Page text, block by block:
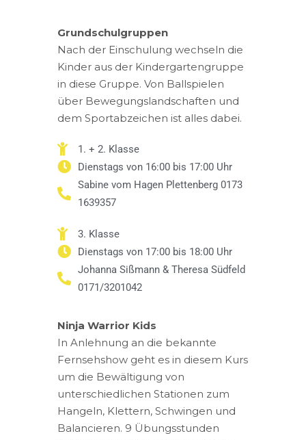
Grundschulgruppen
Nach der Einschulung wechseln die
Kinder aus der Kindergartengruppe
in diese Gruppe. Von Ballspielen
über Bewegungslandschaften und
dem Sportabzeichen ist alles dabei.
1. + 2. Klasse
Dienstags von 16:00 bis 17:00 Uhr
Sabine vom Hagen Plettenberg 0173
1639357
3. Klasse
Dienstags von 17:00 bis 18:00 Uhr
Johanna Sißmann & Theresa Südfeld
0171/3201042
Ninja Warrior Kids
In Anlehnung an die bekannte
Fernsehshow geht es in diesem Kurs
um die Bewältigung von
unterschiedlichen Stationen zum
Hangeln, Klettern, Schwingen und
Balancieren. 9 Übungsstunden